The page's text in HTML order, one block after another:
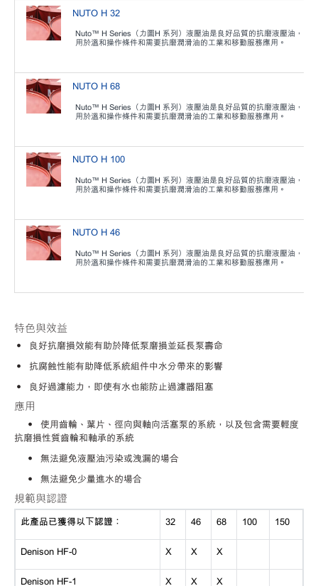
NUTO H 32
Nuto™ H Series（力圖H 系列）液壓油是良好品質的抗磨液壓油，
用於溫和操作條件和需要抗磨潤滑油的工業和移動服務應用。
NUTO H 68
Nuto™ H Series（力圖H 系列）液壓油是良好品質的抗磨液壓油，
用於溫和操作條件和需要抗磨潤滑油的工業和移動服務應用。
NUTO H 100
Nuto™ H Series（力圖H 系列）液壓油是良好品質的抗磨液壓油，
用於溫和操作條件和需要抗磨潤滑油的工業和移動服務應用。
NUTO H 46
Nuto™ H Series（力圖H 系列）液壓油是良好品質的抗磨液壓油，
用於溫和操作條件和需要抗磨潤滑油的工業和移動服務應用。
特色與效益
• 良好抗磨損效能有助於降低泵磨損並延長泵壽命
• 抗腐蝕性能有助降低系統組件中水分帶來的影響
• 良好過濾能力，即使有水也能防止過濾器阻塞
應用
• 使用齒輪、葉片、徑向與軸向活塞泵的系統，以及包含需要輕度
抗磨損性質齒輪和軸承的系統
• 無法避免液壓油污染或洩漏的場合
• 無法避免少量進水的場合
規範與認證
此產品已獲得以下認證： 32 46 68 100 150
Denison HF-0 X X X
Denison HF-1 X X X